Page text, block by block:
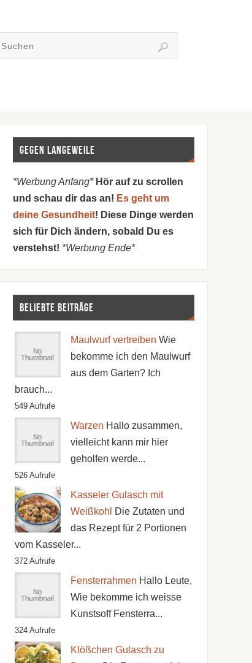
Gegen Langeweile
*Werbung Anfang* Hör auf zu scrollen
und schau dir das an! Es geht um
deine Gesundheit! Diese Dinge werden
sich für Dich ändern, sobald Du es
verstehst! *Werbung Ende*
Beliebte Beiträge
Maulwurf vertreiben Wie
bekomme ich den Maulwurf
aus dem Garten? Ich
brauch...
549 Aufrufe
Warzen Hallo zusammen,
vielleicht kann mir hier
geholfen werde...
526 Aufrufe
Kasseler Gulasch mit
Weißkohl
Die Zutaten und
das Rezept für 2 Portionen
vom Kasseler...
372 Aufrufe
Fensterrahmen Hallo Leute,
Wie bekomme ich weisse
Kunstsoff Fensterra...
324 Aufrufe
Klößchen Gulasch zu